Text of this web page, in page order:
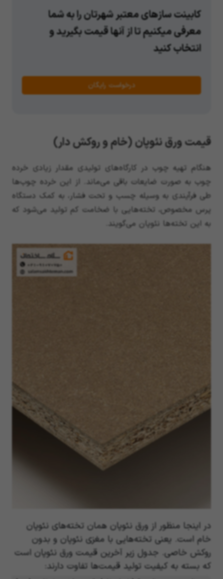
کابینت سازهای معتبر شهرتان را به شما
معرفی میکنیم تا از آنها قیمت بگیرید و
انتخاب کنید
درخواست رایگان
قیمت ورق نئوپان (خام و روکش دار)
هنگام تهیه چوب در کارگاه‌های تولیدی مقدار زیادی خرده
چوب به صورت ضایعات باقی می‌ماند. از این خرده چوب‌ها
طی فرآیندی به وسیله چسب و تحت فشار، به کمک دستگاه
پرس مخصوص، تخته‌هایی با ضخامت کم تولید می‌شود که
به این تخته‌ها نئوپان می‌گویند.
در اینجا منظور از ورق نئوپان همان تخته‌های نئوپان
خام است. یعنی تخته‌هایی با مغزی نئوپان و بدون
روکش خاصی. جدول زیر آخرین قیمت ورق نئوپان است
که بسته به کیفیت تولید قیمت‌ها تفاوت دارند: